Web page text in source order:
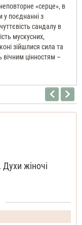
«серце», в
у поєднанні з
сандалу в
мускусних,
зійшлися сила та
вічним цінностям –
жіночі